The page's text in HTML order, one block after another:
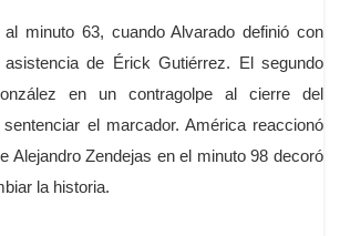
minuto 63, cuando Alvarado definió con
de Érick Gutiérrez. El segundo
en un contragolpe al cierre del
el marcador. América reaccionó
Alejandro Zendejas en el minuto 98 decoró
la historia.